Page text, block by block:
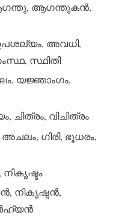
ആഗന്തുകന്‍,
അവധി,
സ്ഥിതി
യജ്ഞാംഗം,
ചിത്രം, വിചിത്രം
ഗിരി, ഭൂധരം,
നികൃഷ്ടം
നികൃഷ്ടന്‍,